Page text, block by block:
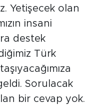
Yetişecek olan
insani
destek
Türk
Sorulacak
bir cevap yok.